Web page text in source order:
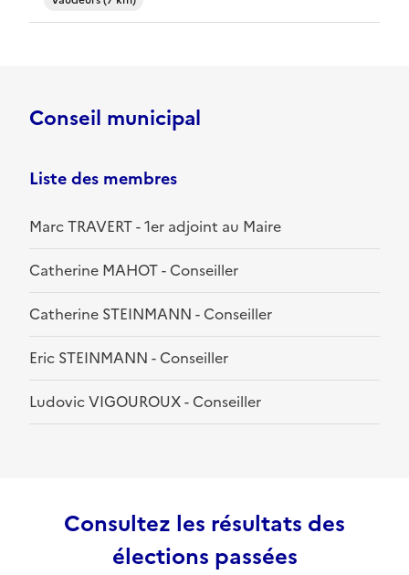
Conseil municipal
Liste des membres
Marc TRAVERT - 1er adjoint au Maire
Catherine MAHOT - Conseiller
Catherine STEINMANN - Conseiller
Eric STEINMANN - Conseiller
Ludovic VIGOUROUX - Conseiller
Consultez les résultats des
élections passées